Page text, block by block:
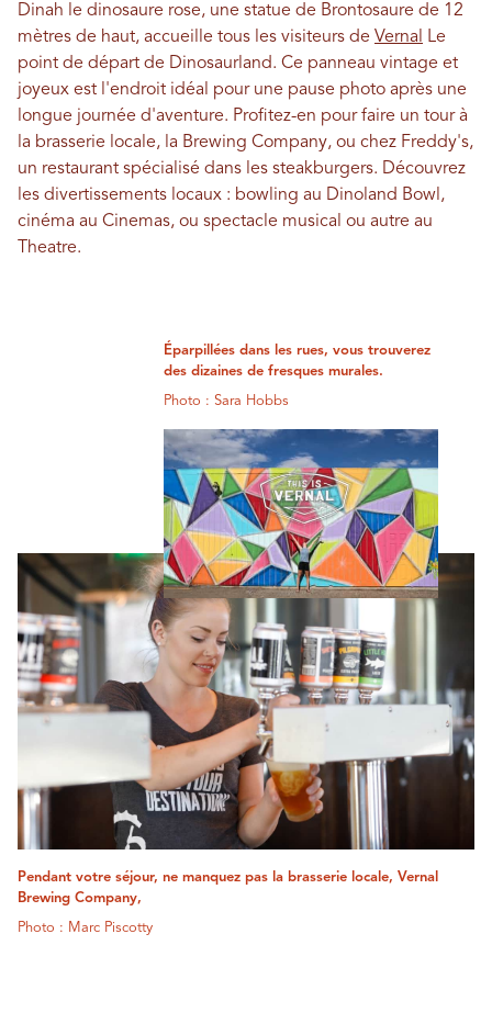
Dinah le dinosaure rose, une statue de Brontosaure de 12
mètres de haut, accueille tous les visiteurs de Vernal
Le
point de départ de Dinosaurland. Ce panneau vintage et
joyeux est l'endroit idéal pour une pause photo après une
longue journée d'aventure. Profitez-en pour faire un tour à
la brasserie locale, la Brewing Company, ou chez Freddy's,
un restaurant spécialisé dans les steakburgers. Découvrez
les divertissements locaux : bowling au Dinoland Bowl,
cinéma au Cinemas, ou spectacle musical ou autre au
Theatre.
Éparpillées dans les rues, vous trouverez
des dizaines de fresques murales.
Photo : Sara Hobbs
Pendant votre séjour, ne manquez pas la brasserie locale, Vernal
Brewing Company,
Photo : Marc Piscotty